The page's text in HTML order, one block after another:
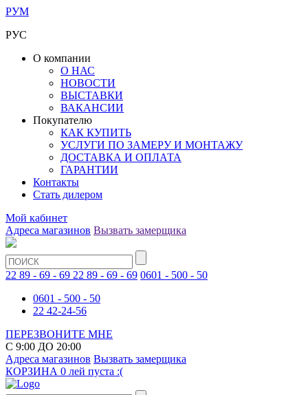
РУМ
РУС
О компании
О НАС
НОВОСТИ
ВЫСТАВКИ
ВАКАНСИИ
Покупателю
КАК КУПИТЬ
УСЛУГИ ПО ЗАМЕРУ И МОНТАЖУ
ДОСТАВКА И ОПЛАТА
ГАРАНТИИ
Контакты
Стать дилером
Мой кабинет
Адреса магазинов Вызвать замерщика
22 89 - 69 - 69 22 89 - 69 - 69 0601 - 500 - 50
0601 - 500 - 50
22 42-24-56
ПЕРЕЗВОНИТЕ МНЕ
С 9:00 ДО 20:00
Адреса магазинов Вызвать замерщика
КОРЗИНА 0 лей пуста :(